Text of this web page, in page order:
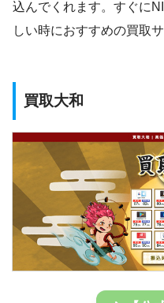
込んでくれます。すぐに
しい時におすすめの買取サ
買取大和